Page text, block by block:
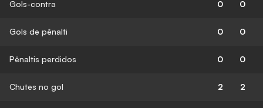
Gols-contra 0 0
Gols de pênalti 0 0
Pênaltis perdidos 0 0
Chutes no gol 2 2